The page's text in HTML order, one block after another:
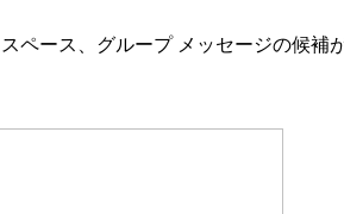
ペース、グループ メッセージの候補